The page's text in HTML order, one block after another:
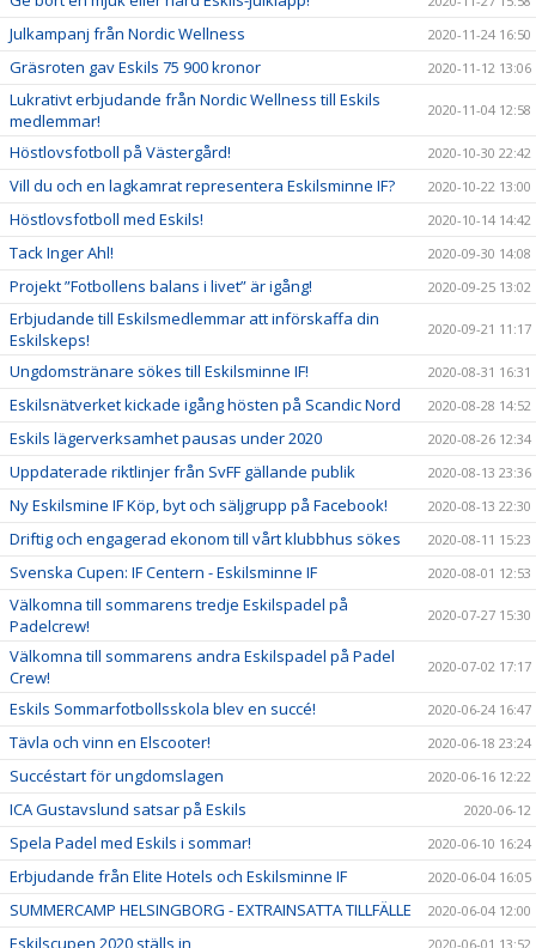
Julkampanj från Nordic Wellness 2020-11-24 16:50
Gräsroten gav Eskils 75 900 kronor 2020-11-12 13:06
Lukrativt erbjudande från Nordic Wellness till Eskils
medlemmar!
2020-11-04 12:58
Höstlovsfotboll på Västergård! 2020-10-30 22:42
Vill du och en lagkamrat representera Eskilsminne IF? 2020-10-22 13:00
Höstlovsfotboll med Eskils! 2020-10-14 14:42
Tack Inger Ahl! 2020-09-30 14:08
Projekt ”Fotbollens balans i livet” är igång! 2020-09-25 13:02
Erbjudande till Eskilsmedlemmar att införskaffa din
Eskilskeps!
2020-09-21 11:17
Ungdomstränare sökes till Eskilsminne IF! 2020-08-31 16:31
Eskilsnätverket kickade igång hösten på Scandic Nord 2020-08-28 14:52
Eskils lägerverksamhet pausas under 2020 2020-08-26 12:34
Uppdaterade riktlinjer från SvFF gällande publik 2020-08-13 23:36
Ny Eskilsmine IF Köp, byt och säljgrupp på Facebook! 2020-08-13 22:30
Driftig och engagerad ekonom till vårt klubbhus sökes 2020-08-11 15:23
Svenska Cupen: IF Centern - Eskilsminne IF 2020-08-01 12:53
Välkomna till sommarens tredje Eskilspadel på
Padelcrew!
2020-07-27 15:30
Välkomna till sommarens andra Eskilspadel på Padel
Crew!
2020-07-02 17:17
Eskils Sommarfotbollsskola blev en succé! 2020-06-24 16:47
Tävla och vinn en Elscooter! 2020-06-18 23:24
Succéstart för ungdomslagen 2020-06-16 12:22
ICA Gustavslund satsar på Eskils 2020-06-12
Spela Padel med Eskils i sommar! 2020-06-10 16:24
Erbjudande från Elite Hotels och Eskilsminne IF 2020-06-04 16:05
SUMMERCAMP HELSINGBORG - EXTRAINSATTA TILLFÄLLE 2020-06-04 12:00
Eskilscupen 2020 ställs in 2020-06-01 13:52